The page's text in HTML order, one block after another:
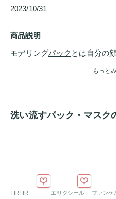
2023/10/31
商品説明
モデリングパック とは自分の
LINDSAY社は10年以上、天然
もっと
洗い流すパック・マスク
TIRTIR エリクシール ファンケ